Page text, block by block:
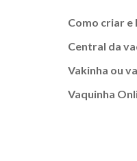
Como criar e
Central da
Vakinha ou
Vaquinha